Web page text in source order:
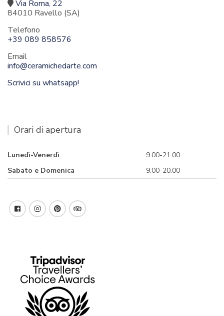
Via Roma, 22
84010 Ravello (SA)
Telefono
+39 089 858576
Email
info@ceramichedarte.com
Scrivici su whatsapp!
Orari di apertura
Lunedì-Venerdì
9.00-21.00
Sabato e Domenica
9.00-20.00